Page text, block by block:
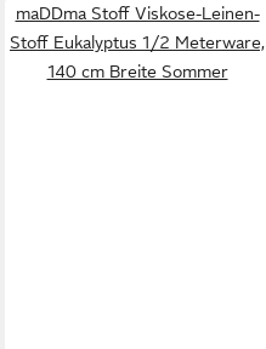
maDDma Stoff Viskose-Leinen-
Stoff Eukalyptus 1/2 Meterware,
140 cm Breite Sommer